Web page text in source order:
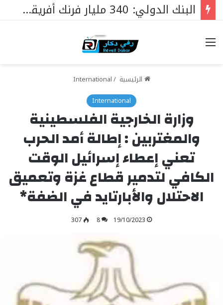
وزارة العدل تعلن عن تخصيص 25 مليار فرنك سيفا لإنشاء سجون جديدة في السنغال …
خيارات
الرئيسية /
International
International
وزارة الخارجية الفلسطينية
والمغتربين : إطالة أمد الحرب
تعني إعطاء إسرائيل الوقت
الكافي لتدمير قطاع غزة وتعميق
الاحتلال والأبارتايد في الضفة*
19/10/2023
8
307